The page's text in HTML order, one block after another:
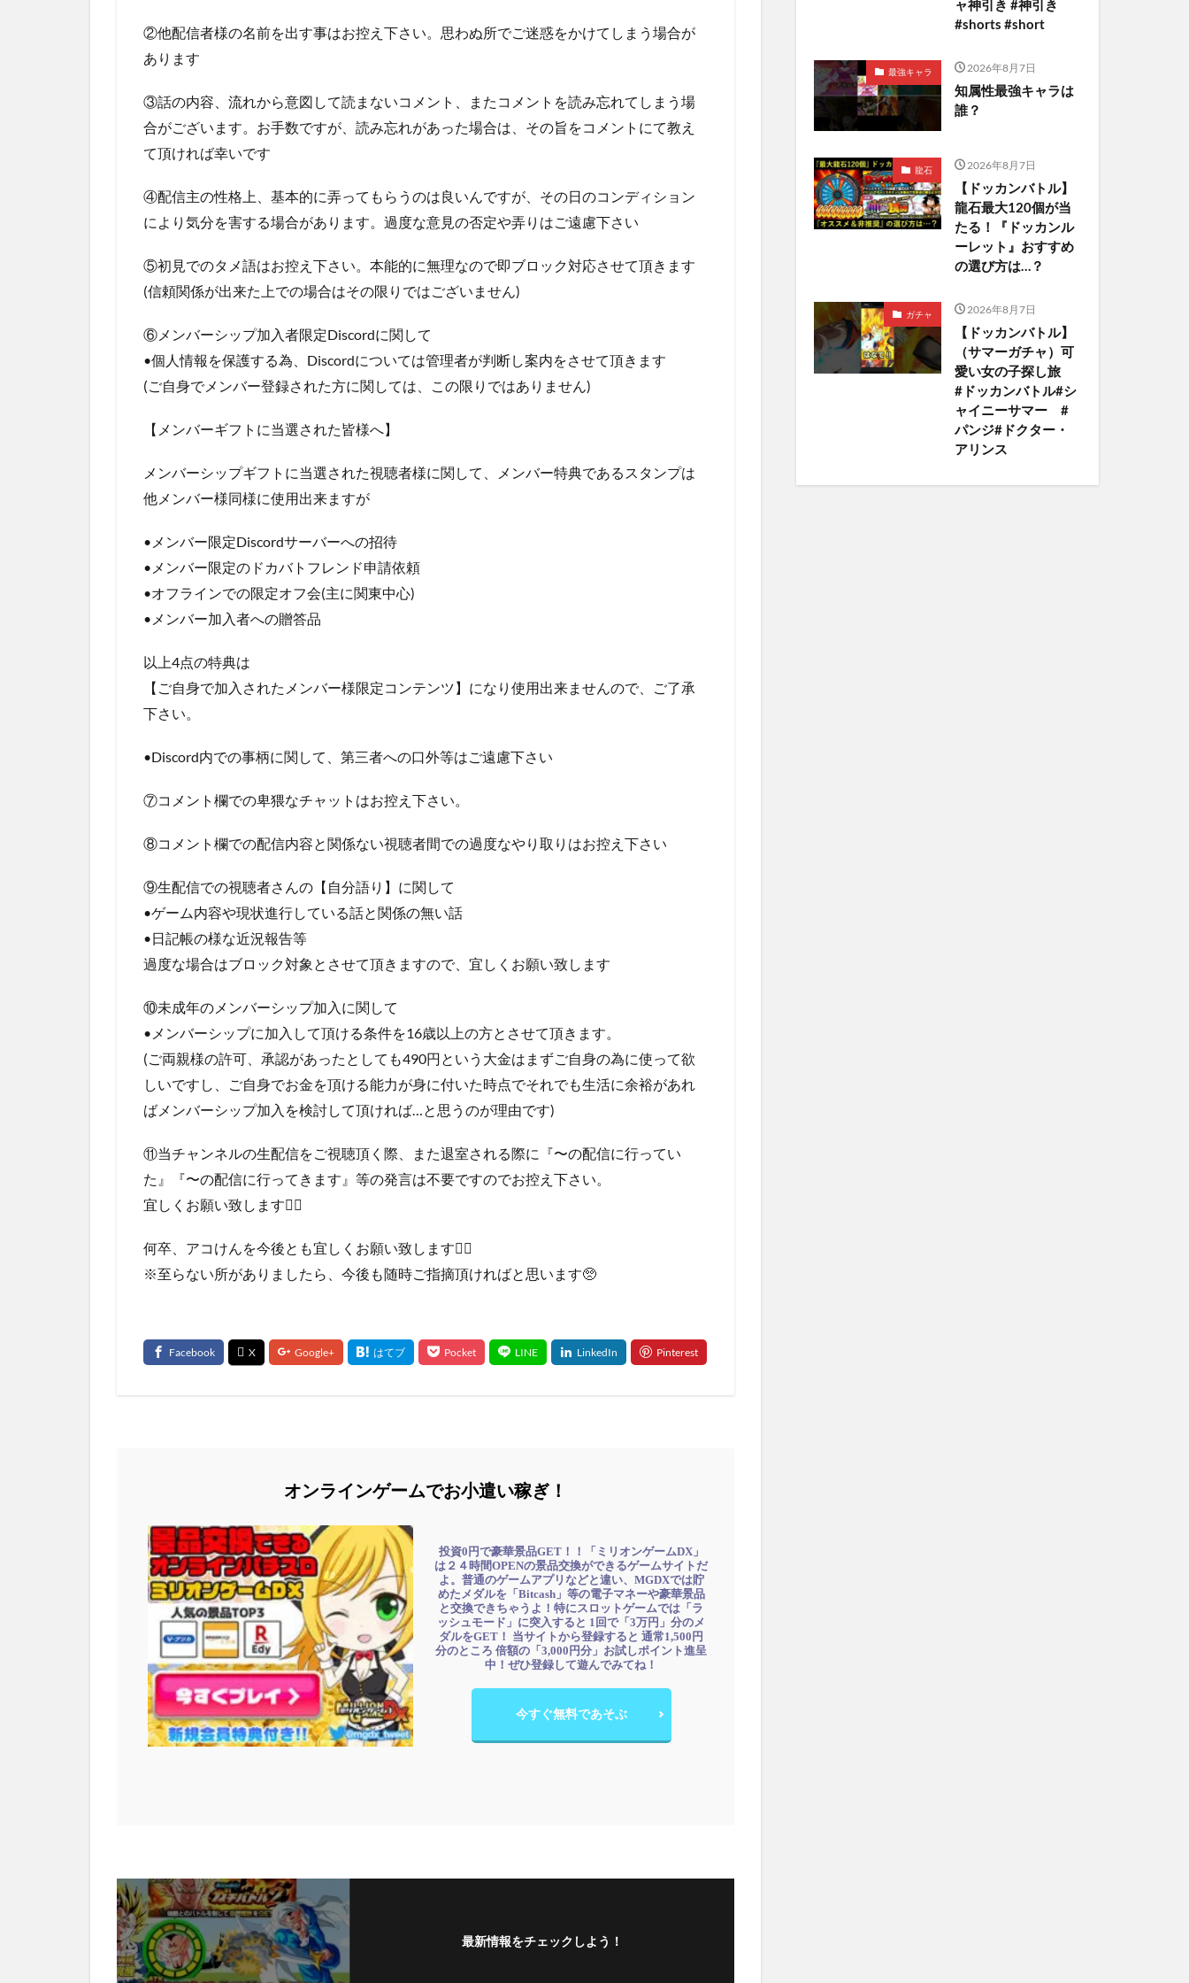
②他配信者様の名前を出す事はお控え下さい。思わぬ所でご迷惑をかけてしまう場合が
あります
③話の内容、流れから意図して読まないコメント、またコメントを読み忘れてしまう場
合がございます。お手数ですが、読み忘れがあった場合は、その旨をコメントにて教え
て頂ければ幸いです
④配信主の性格上、基本的に弄ってもらうのは良いんですが、その日のコンディション
により気分を害する場合があります。過度な意見の否定や弄りはご遠慮下さい
⑤初見でのタメ語はお控え下さい。本能的に無理なので即ブロック対応させて頂きます
(信頼関係が出来た上での場合はその限りではございません)
⑥メンバーシップ加入者限定Discordに関して
•個人情報を保護する為、Discordについては管理者が判断し案内をさせて頂きます
(ご自身でメンバー登録された方に関しては、この限りではありません)
【メンバーギフトに当選された皆様へ】
メンバーシップギフトに当選された視聴者様に関して、メンバー特典であるスタンプは
他メンバー様同様に使用出来ますが
•メンバー限定Discordサーバーへの招待
•メンバー限定のドカバトフレンド申請依頼
•オフラインでの限定オフ会(主に関東中心)
•メンバー加入者への贈答品
以上4点の特典は
【ご自身で加入されたメンバー様限定コンテンツ】になり使用出来ませんので、ご了承
下さい。
•Discord内での事柄に関して、第三者への口外等はご遠慮下さい
⑦コメント欄での卑猥なチャットはお控え下さい。
⑧コメント欄での配信内容と関係ない視聴者間での過度なやり取りはお控え下さい
⑨生配信での視聴者さんの【自分語り】に関して
•ゲーム内容や現状進行している話と関係の無い話
•日記帳の様な近況報告等
過度な場合はブロック対象とさせて頂きますので、宜しくお願い致します
⑩未成年のメンバーシップ加入に関して
•メンバーシップに加入して頂ける条件を16歳以上の方とさせて頂きます。
(ご両親様の許可、承認があったとしても490円という大金はまずご自身の為に使って欲
しいですし、ご自身でお金を頂ける能力が身に付いた時点でそれでも生活に余裕があれ
ばメンバーシップ加入を検討して頂ければ…と思うのが理由です)
⑪当チャンネルの生配信をご視聴頂く際、また退室される際に『〜の配信に行ってい
た』『〜の配信に行ってきます』等の発言は不要ですのでお控え下さい。
宜しくお願い致します🙇‍♂
何卒、アコけんを今後とも宜しくお願い致します🙇‍♂
※至らない所がありましたら、今後も随時ご指摘頂ければと思います🥺
オンラインゲームでお小遣い稼ぎ！
投資0円で豪華景品GET！！「ミリオンゲームDX」
は２４時間OPENの景品交換ができるゲームサイトだ
よ。普通のゲームアプリなどと違い、MGDXでは貯
めたメダルを「Bitcash」等の電子マネーや豪華景品
と交換できちゃうよ！特にスロットゲームでは「ラ
ッシュモード」に突入すると 1回で「3万円」分のメ
ダルをGET！ 当サイトから登録すると 通常1,500円
分のところ 倍額の「3,000円分」お試しポイント進呈
中！ぜひ登録して遊んでみてね！
今すぐ無料であそぶ
最新情報をチェックしよう！
ャ神引き #神引き
#shorts #short
最強キャラ 2026年8月7日
知属性最強キャラは
誰？
龍石 2026年8月7日
【ドッカンバトル】
龍石最大120個が当
たる！『ドッカンル
ーレット』おすすめ
の選び方は…？
ガチャ 2026年8月7日
【ドッカンバトル】
（サマーガチャ）可
愛い女の子探し旅
#ドッカンバトル#シ
ャイニーサマー #
パンジ#ドクター・
アリンス